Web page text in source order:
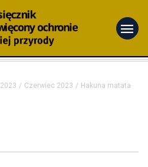
menu
2023 Czerwiec 2023 Hakuna matata